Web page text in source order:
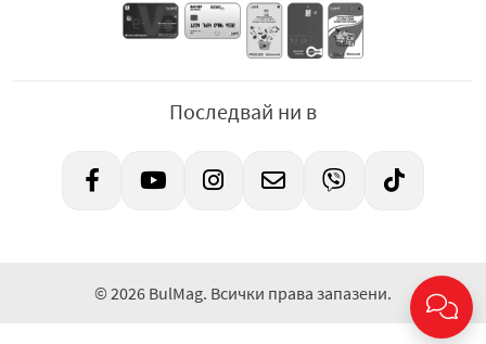
Последвай ни в
© 2026 BulMag. Всички права запазени.